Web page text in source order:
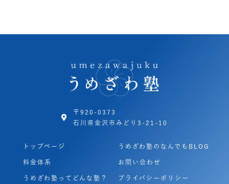
〒920-0373
石川県金沢市みどり3-21-10
トップページ
料金体系
うめざわ塾ってどんな塾？
うめざわ塾のなんでもBLOG
お問い合わせ
プライバシーポリシー